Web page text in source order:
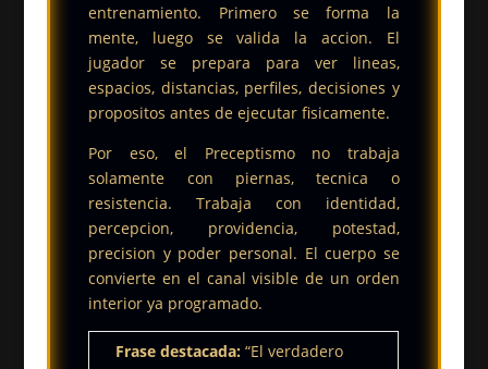
entrenamiento. Primero se forma la
mente, luego se valida la accion. El
jugador se prepara para ver lineas,
espacios, distancias, perfiles, decisiones y
propositos antes de ejecutar fisicamente.
Por eso, el Preceptismo no trabaja
solamente con piernas, tecnica o
resistencia. Trabaja con identidad,
percepcion, providencia, potestad,
precision y poder personal. El cuerpo se
convierte en el canal visible de un orden
interior ya programado.
Frase destacada:“El verdadero